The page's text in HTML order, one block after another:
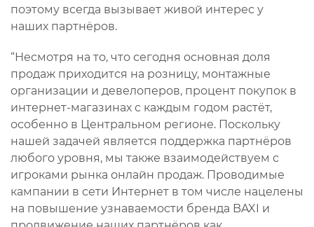
поэтому всегда вызывает живой интерес у
наших партнёров.
“Несмотря на то, что сегодня основная доля
продаж приходится на розницу, монтажные
организации и девелоперов, процент покупок в
интернет-магазинах с каждым годом растёт,
особенно в Центральном регионе. Поскольку
нашей задачей является поддержка партнёров
любого уровня, мы также взаимодействуем с
игроками рынка онлайн продаж. Проводимые
кампании в сети Интернет в том числе нацелены
на повышение узнаваемости бренда BAXI и